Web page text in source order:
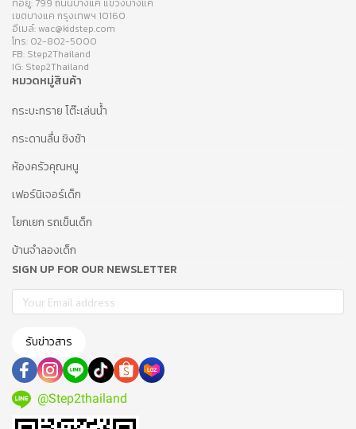
ที่อยู่: 799 ถนนบางแค แขวงบางแค
เขตบางแค กรุงเทพฯ 10160
อีเมล์: wac@kidstep.com
โทร: 02-802-5000
FB: Step2Thailand
IG: Step2Thailand
หมวดหมู่สินค้า
กระบะทราย โต๊ะเล่นน้ำ
กระดานลื่น ชิงช้า
ห้องครัวคุณหนู
เฟอร์นิเจอร์เด็ก
โยกเยก รถเข็นเด็ก
บ้านจำลองเด็ก
SIGN UP FOR OUR NEWSLETTER
รับข่าวสาร
@Step2thailand